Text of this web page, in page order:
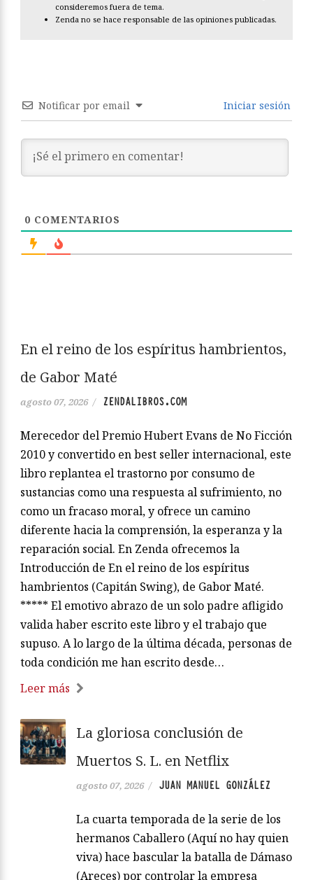
consideremos fuera de tema.
Zenda no se hace responsable de las opiniones publicadas.
Notificar por email Iniciar sesión
0 COMENTARIOS
En el reino de los espíritus hambrientos,
de Gabor Maté
agosto 07, 2026 / ZENDALIBROS.COM
Merecedor del Premio Hubert Evans de No Ficción
2010 y convertido en best seller internacional, este
libro replantea el trastorno por consumo de
sustancias como una respuesta al sufrimiento, no
como un fracaso moral, y ofrece un camino
diferente hacia la comprensión, la esperanza y la
reparación social. En Zenda ofrecemos la
Introducción de En el reino de los espíritus
hambrientos (Capitán Swing), de Gabor Maté.
***** El emotivo abrazo de un solo padre afligido
valida haber escrito este libro y el trabajo que
supuso. A lo largo de la última década, personas de
toda condición me han escrito desde…
Leer más
La gloriosa conclusión de
Muertos S. L. en Netflix
agosto 07, 2026 / JUAN MANUEL GONZÁLEZ
La cuarta temporada de la serie de los
hermanos Caballero (Aquí no hay quien
viva) hace bascular la batalla de Dámaso
(Areces) por controlar la empresa